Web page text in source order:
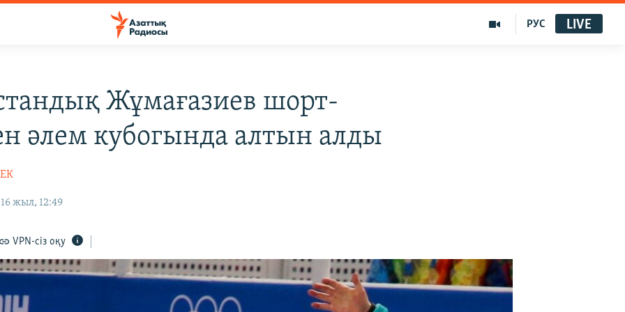
РУС LIVE
Жұмағазиев шорт-
әлем кубогында алтын алды
жыл, 12:49
VPN-сіз оқу